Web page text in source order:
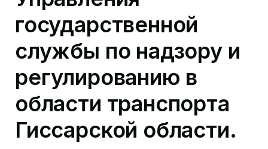
государственной
службы по надзору и
регулированию в
области транспорта
Гиссарской области.